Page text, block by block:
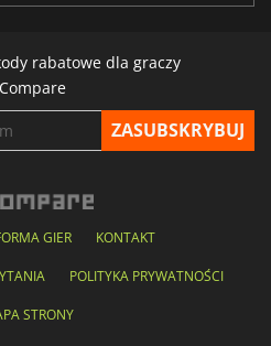
rabatowe dla graczy
GIER KONTAKT
POLITYKA PRYWATNOŚCI
STRONY